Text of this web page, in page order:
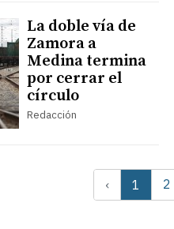
La doble vía de
Zamora a
Medina termina
por cerrar el
círculo
Redacción
‹ 1 2